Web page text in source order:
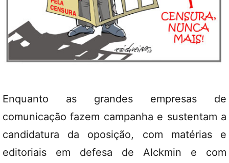
Enquanto as grandes empresas de
comunicação fazem campanha e sustentam a
candidatura da oposição, com matérias e
editoriais em defesa de Alckmin e com